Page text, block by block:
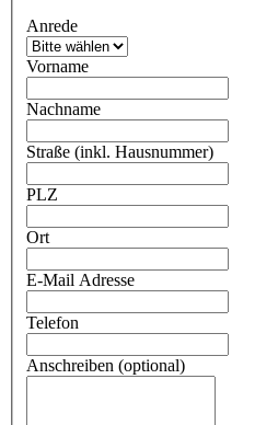
Anrede
Vorname
Nachname
Straße (inkl. Hausnummer)
PLZ
Ort
E-Mail Adresse
Telefon
Anschreiben (optional)